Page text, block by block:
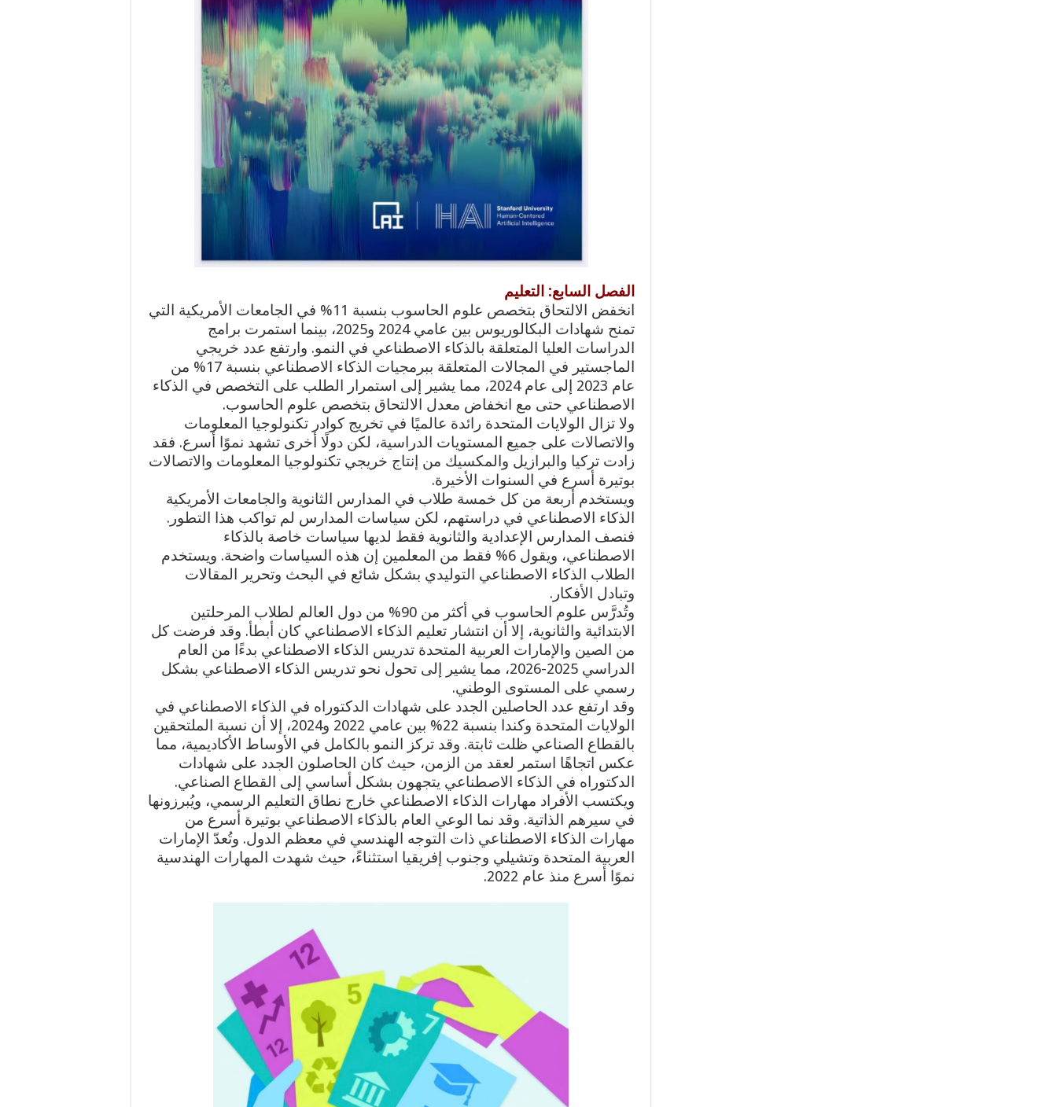
الفصل السابع: التعليم
انخفض الالتحاق بتخصص علوم الحاسوب بنسبة 11% في الجامعات الأمريكية التي
تمنح شهادات البكالوريوس بين عامي 2024 و2025، بينما استمرت برامج
الدراسات العليا المتعلقة بالذكاء الاصطناعي في النمو. وارتفع عدد خريجي
الماجستير في المجالات المتعلقة ببرمجيات الذكاء الاصطناعي بنسبة 17% من
عام 2023 إلى عام 2024، مما يشير إلى استمرار الطلب على التخصص في الذكاء
الاصطناعي حتى مع انخفاض معدل الالتحاق بتخصص علوم الحاسوب.
ولا تزال الولايات المتحدة رائدة عالميًا في تخريج كوادر تكنولوجيا المعلومات
والاتصالات على جميع المستويات الدراسية، لكن دولًا أخرى تشهد نموًا أسرع. فقد
زادت تركيا والبرازيل والمكسيك من إنتاج خريجي تكنولوجيا المعلومات والاتصالات
بوتيرة أسرع في السنوات الأخيرة.
ويستخدم أربعة من كل خمسة طلاب في المدارس الثانوية والجامعات الأمريكية
الذكاء الاصطناعي في دراستهم، لكن سياسات المدارس لم تواكب هذا التطور.
فنصف المدارس الإعدادية والثانوية فقط لديها سياسات خاصة بالذكاء
الاصطناعي، ويقول 6% فقط من المعلمين إن هذه السياسات واضحة. ويستخدم
الطلاب الذكاء الاصطناعي التوليدي بشكل شائع في البحث وتحرير المقالات
وتبادل الأفكار.
وتُدرَّس علوم الحاسوب في أكثر من 90% من دول العالم لطلاب المرحلتين
الابتدائية والثانوية، إلا أن انتشار تعليم الذكاء الاصطناعي كان أبطأ. وقد فرضت كل
من الصين والإمارات العربية المتحدة تدريس الذكاء الاصطناعي بدءًا من العام
الدراسي 2025-2026، مما يشير إلى تحول نحو تدريس الذكاء الاصطناعي بشكل
رسمي على المستوى الوطني.
وقد ارتفع عدد الحاصلين الجدد على شهادات الدكتوراه في الذكاء الاصطناعي في
الولايات المتحدة وكندا بنسبة 22% بين عامي 2022 و2024، إلا أن نسبة الملتحقين
بالقطاع الصناعي ظلت ثابتة. وقد تركز النمو بالكامل في الأوساط الأكاديمية، مما
عكس اتجاهًا استمر لعقد من الزمن، حيث كان الحاصلون الجدد على شهادات
الدكتوراه في الذكاء الاصطناعي يتجهون بشكل أساسي إلى القطاع الصناعي.
ويكتسب الأفراد مهارات الذكاء الاصطناعي خارج نطاق التعليم الرسمي، ويُبرزونها
في سيرهم الذاتية. وقد نما الوعي العام بالذكاء الاصطناعي بوتيرة أسرع من
مهارات الذكاء الاصطناعي ذات التوجه الهندسي في معظم الدول. وتُعدّ الإمارات
العربية المتحدة وتشيلي وجنوب إفريقيا استثناءً، حيث شهدت المهارات الهندسية
نموًا أسرع منذ عام 2022.